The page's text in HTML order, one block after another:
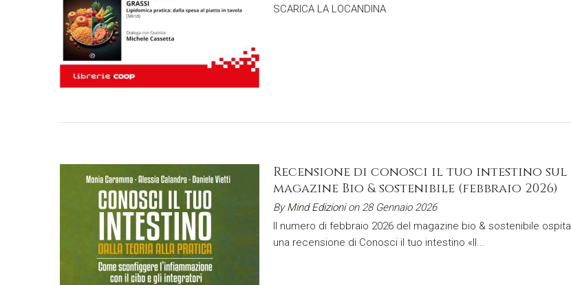
SCARICA LA LOCANDINA
Recensione di conosci il tuo intestino sul
magazine Bio & sostenibile (febbraio 2026)
ByMind Edizionion 28 Gennaio 2026
Il numero di febbraio 2026 del magazine bio & sostenibile ospita
una recensione di Conosci il tuo intestino «Il...